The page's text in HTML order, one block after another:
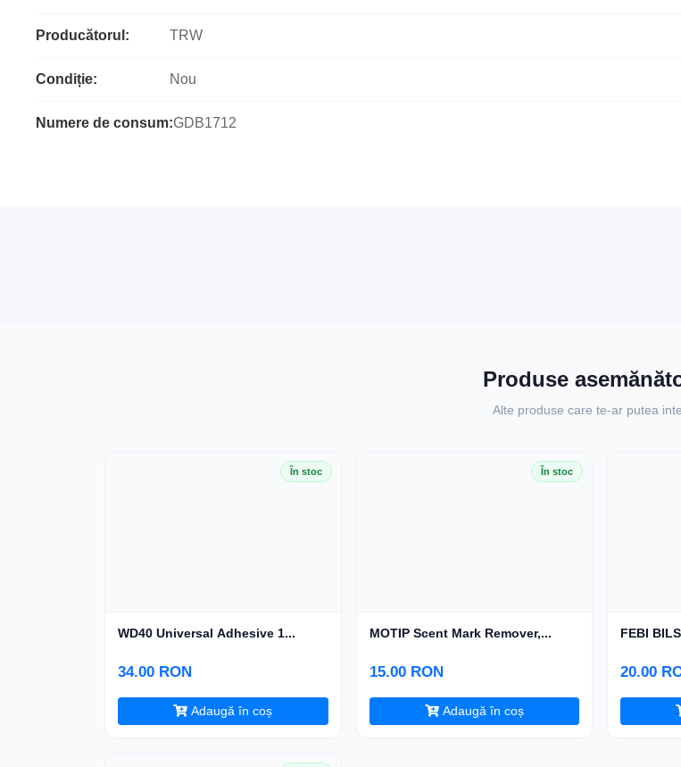
Producătorul: TRW
Condiție: Nou
Numere de consum:GDB1712
Produse
Alte produse care te-ar putea
În stoc
WD40 Universal Adhesive 1...
34.00 RON
Adaugă în coș
În stoc
MOTIP Scent Mark Remover,...
15.00 RON
Adaugă în coș
FEBI
20.00